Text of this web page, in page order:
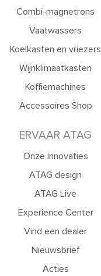
Combi-magnetrons
Vaatwassers
Koelkasten en vriezers
Wijnklimaatkasten
Koffiemachines
Accessoires Shop
ERVAAR ATAG
Onze innovaties
ATAG design
ATAG Live
Experience Center
Vind een dealer
Nieuwsbrief
Acties